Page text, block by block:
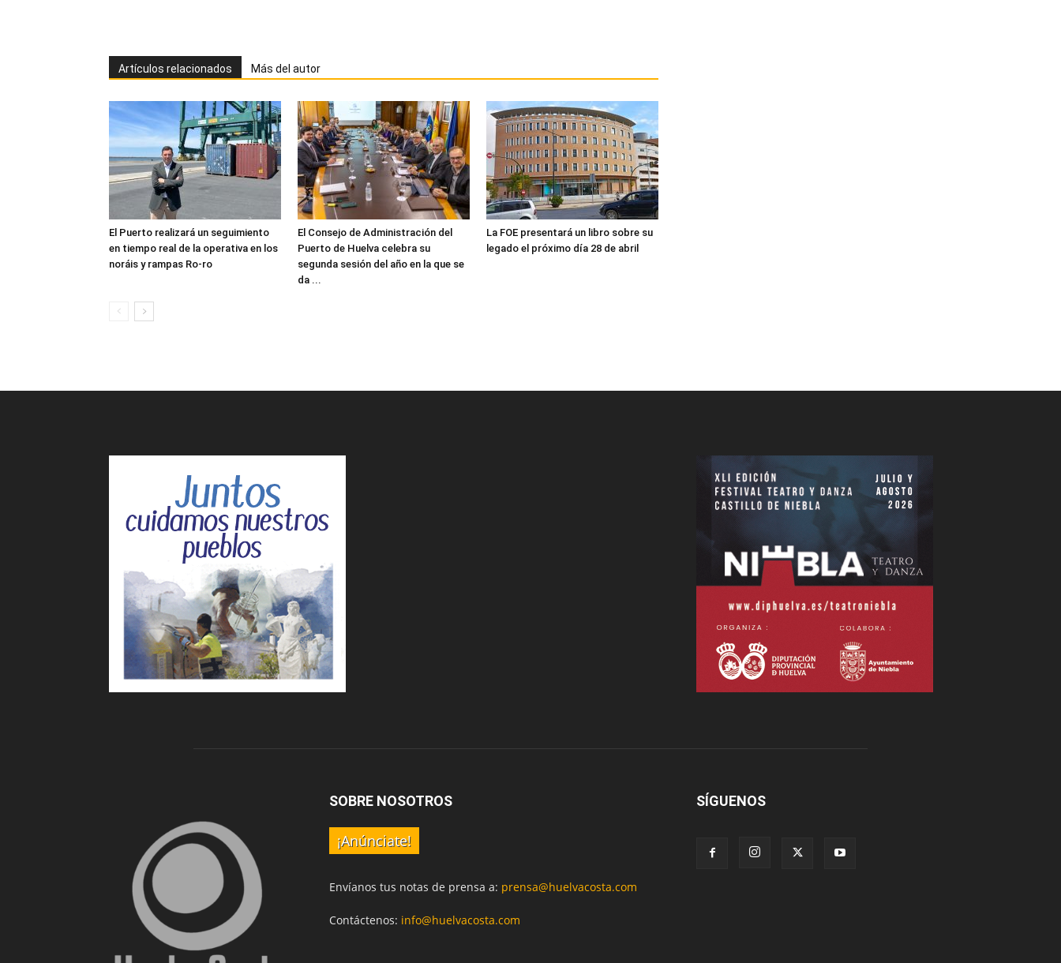
Artículos relacionados Más del autor
El Puerto realizará un seguimiento
en tiempo real de la operativa en los
noráis y rampas Ro-ro
El Consejo de Administración del
Puerto de Huelva celebra su
segunda sesión del año en la que se
da ...
La FOE presentará un libro sobre su
legado el próximo día 28 de abril
SOBRE NOSOTROS
¡Anúnciate!
Envíanos tus notas de prensa a: prensa@huelvacosta.com
Contáctenos: info@huelvacosta.com
SÍGUENOS